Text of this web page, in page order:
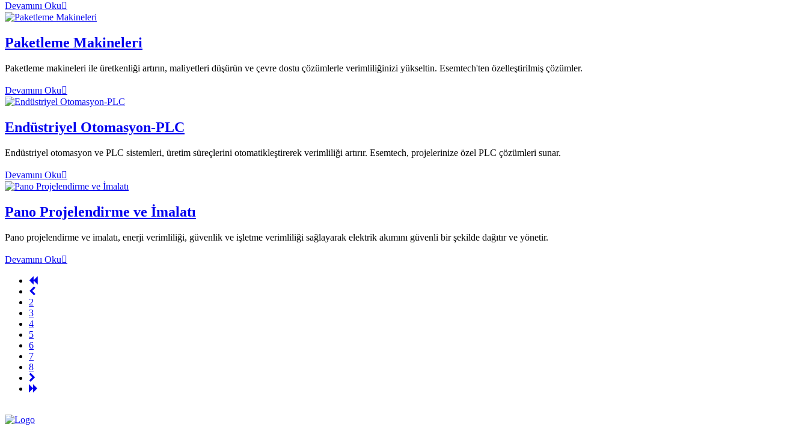
Devamını Oku
Paketleme Makineleri
Paketleme makineleri ile üretkenliği artırın, maliyetleri düşürün ve çevre dostu çözümlerle verimliliğinizi yükseltin. Esemtech'ten özelleştirilmiş çözümler.
Devamını Oku
Endüstriyel Otomasyon-PLC
Endüstriyel otomasyon ve PLC sistemleri, üretim süreçlerini otomatikleştirerek verimliliği artırır. Esemtech, projelerinize özel PLC çözümleri sunar.
Devamını Oku
Pano Projelendirme ve İmalatı
Pano projelendirme ve imalatı, enerji verimliliği, güvenlik ve işletme verimliliği sağlayarak elektrik akımını güvenli bir şekilde dağıtır ve yönetir.
Devamını Oku
2
3
4
5
6
7
8